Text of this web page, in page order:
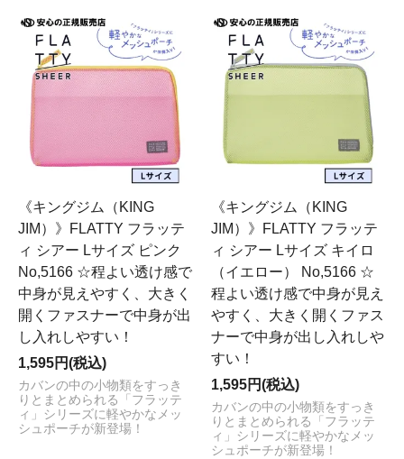
《キングジム（KING
JIM）》FLATTY フラッテ
ィ シアー Lサイズ ピンク
No,5166 ☆程よい透け感で
中身が見えやすく、大きく
開くファスナーで中身が出
し入れしやすい！
1,595円(税込)
カバンの中の小物類をすっき
りとまとめられる「フラッテ
ィ」シリーズに軽やかなメッ
シュポーチが新登場！
《キングジム（KING
JIM）》FLATTY フラッテ
ィ シアー Lサイズ キイロ
（イエロー） No,5166 ☆
程よい透け感で中身が見え
やすく、大きく開くファス
ナーで中身が出し入れしや
すい！
1,595円(税込)
カバンの中の小物類をすっき
りとまとめられる「フラッテ
ィ」シリーズに軽やかなメッ
シュポーチが新登場！